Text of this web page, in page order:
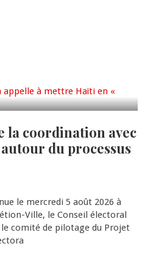
« mode électoral
vaste campagne
la coordination avec
du processus
le mercredi 5 août 2026 à
Ville, le Conseil électoral
le comité de pilotage du Projet